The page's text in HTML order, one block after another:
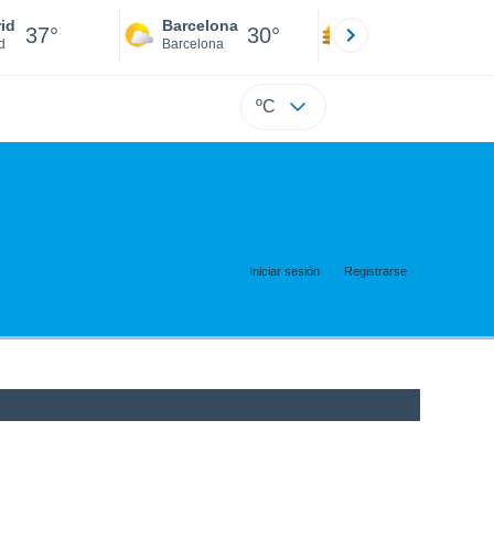
37° Barcelona
Barcelona 30°
ºC
Iniciar sesión Registrarse